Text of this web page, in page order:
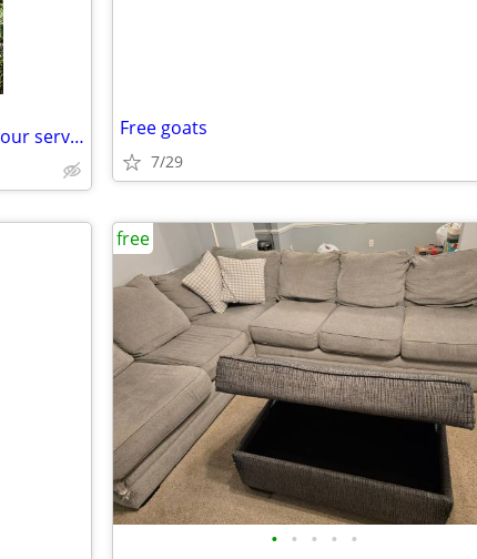
Trash/dirt pile removal, will pay for your service Free goats
7/29
• • • • •
free